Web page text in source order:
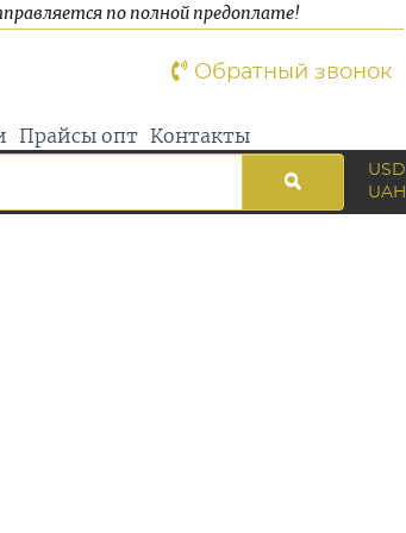
по полной предоплате!
Обратный звонок
Прайсы опт Контакты
USD
UAH